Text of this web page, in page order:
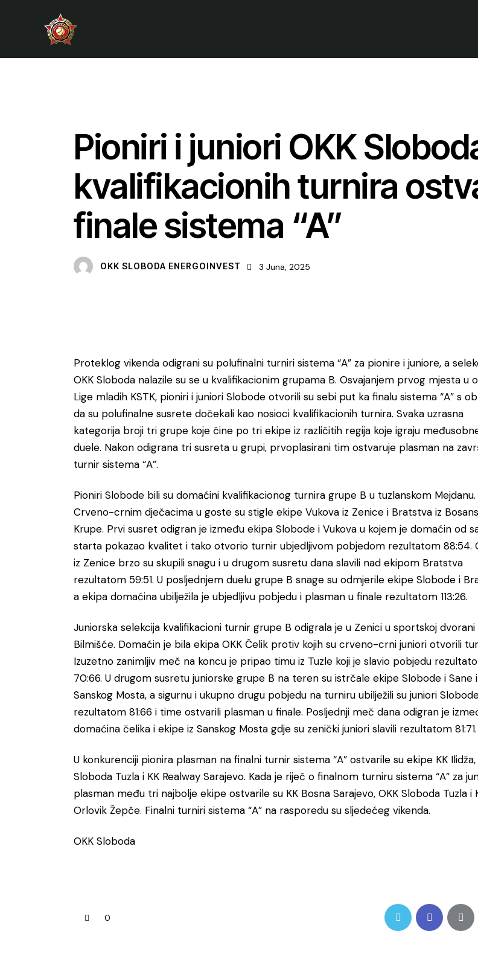
Pioniri i juniori OKK
kvalifikacionih turnira
finale sistema “A”
OKK SLOBODA ENERGOINVEST 3 Juna, 2025
Proteklog vikenda odigrani su polufinalni turniri sistema “A” za pionire i juniore, a
OKK Sloboda nalazile su se u kvalifikacionim grupama B. Osvajanjem prvog mjesta u
Lige mladih KSTK, pioniri i juniori Slobode otvorili su sebi put ka finalu sistema “A” s
da su polufinalne susrete dočekali kao nosioci kvalifikacionih turnira. Svaka uzrasna
kategorija broji tri grupe koje čine po tri ekipe iz različitih regija koje igraju
duele. Nakon odigrana tri susreta u grupi, prvoplasirani tim ostvaruje plasman na
turnir sistema “A”.
Pioniri Slobode bili su domaćini kvalifikacionog turnira grupe B u tuzlanskom Mejdanu.
Crveno-crnim dječacima u goste su stigle ekipe Vukova iz Zenice i Bratstva iz
Krupe. Prvi susret odigran je između ekipa Slobode i Vukova u kojem je domaćin od
starta pokazao kvalitet i tako otvorio turnir ubjedljivom pobjedom rezultatom 88:54.
iz Zenice brzo su skupili snagu i u drugom susretu dana slavili nad ekipom Bratstva
rezultatom 59:51. U posljednjem duelu grupe B snage su odmjerile ekipe Slobode i
a ekipa domaćina ubilježila je ubjedljivu pobjedu i plasman u finale rezultatom 113:26.
Juniorska selekcija kvalifikacioni turnir grupe B odigrala je u Zenici u sportskoj dvorani
Bilmišće. Domaćin je bila ekipa OKK Čelik protiv kojih su crveno-crni juniori otvorili
Izuzetno zanimljiv meč na koncu je pripao timu iz Tuzle koji je slavio pobjedu
70:66. U drugom susretu juniorske grupe B na teren su istrčale ekipe Slobode i Sane
Sanskog Mosta, a sigurnu i ukupno drugu pobjedu na turniru ubilježili su juniori
rezultatom 81:66 i time ostvarili plasman u finale. Posljednji meč dana odigran je
domaćina čelika i ekipe iz Sanskog Mosta gdje su zenički juniori slavili rezultatom 81:71.
U konkurenciji pionira plasman na finalni turnir sistema “A” ostvarile su ekipe KK Ilidža,
Sloboda Tuzla i KK Realway Sarajevo. Kada je riječ o finalnom turniru sistema “A” za
plasman među tri najbolje ekipe ostvarile su KK Bosna Sarajevo, OKK Sloboda Tuzla i
Orlovik Žepče. Finalni turniri sistema “A” na rasporedu su sljedećeg vikenda.
OKK Sloboda
0